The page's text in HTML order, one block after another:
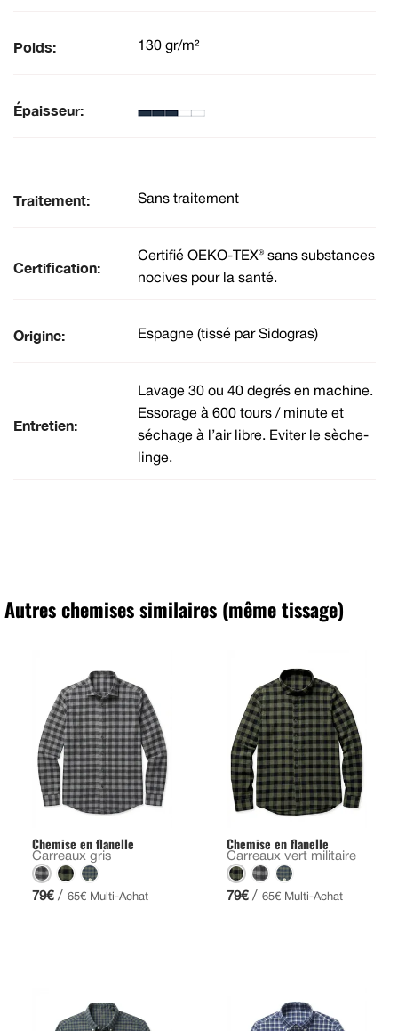
Poids: 130 gr/m²
Épaisseur:
Traitement: Sans traitement
Certification:
Certifié OEKO-TEX® sans substances
nocives pour la santé.
Origine: Espagne (tissé par Sidogras)
Entretien:
Lavage 30 ou 40 degrés en machine.
Essorage à 600 tours / minute et
séchage à l’air libre. Eviter le sèche-
linge.
Autres chemises similaires (même tissage)
Chemise en flanelle
Carreaux gris
79€ / 65€ Multi-Achat
Chemise en flanelle
Carreaux vert militaire
79€ / 65€ Multi-Achat